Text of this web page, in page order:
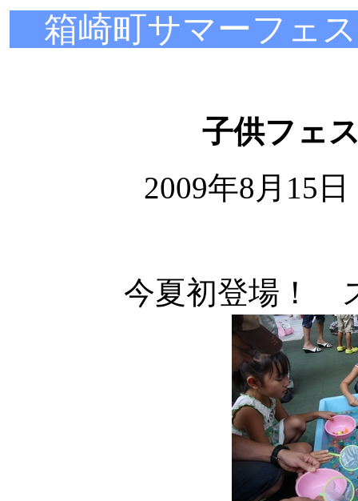
箱崎町サマーフェ
子供フェ
2009年8月15
今夏初登場！